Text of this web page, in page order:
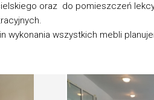
oraz do pomieszczeń
wszystkich mebli